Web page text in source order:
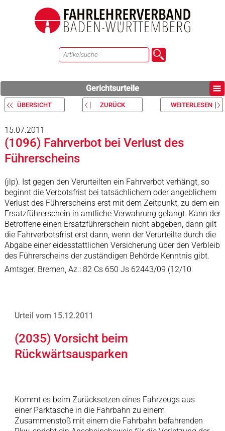
Gerichtsurteile
ÜBERSICHT ZURÜCK WEITERLESEN
15.07.2011
(1096) Fahrverbot bei Verlust des
Führerscheins
(jlp). Ist gegen den Verurteilten ein Fahrverbot verhängt, so
beginnt die Verbotsfrist bei tatsächlichem oder angeblichem
Verlust des Führerscheins erst mit dem Zeitpunkt, zu dem ein
Ersatzführerschein in amtliche Verwahrung gelangt. Kann der
Betroffene einen Ersatzführerschein nicht abgeben, dann gilt
die Fahrverbotsfrist erst dann, wenn der Verurteilte durch die
Abgabe einer eidesstattlichen Versicherung über den Verbleib
des Führerscheins der zuständigen Behörde Kenntnis gibt.
Amtsger. Bremen, Az.: 82 Cs 650 Js 62443/09 (12/10
Urteil vom 15.12.2011
(2035) Vorsicht beim
Rückwärtsausparken
Kommt es beim Zurücksetzen eines Fahrzeugs aus
einer Parktasche in die Fahrbahn zu einem
Zusammenstoß mit einem die Fahrbahn befahrenden